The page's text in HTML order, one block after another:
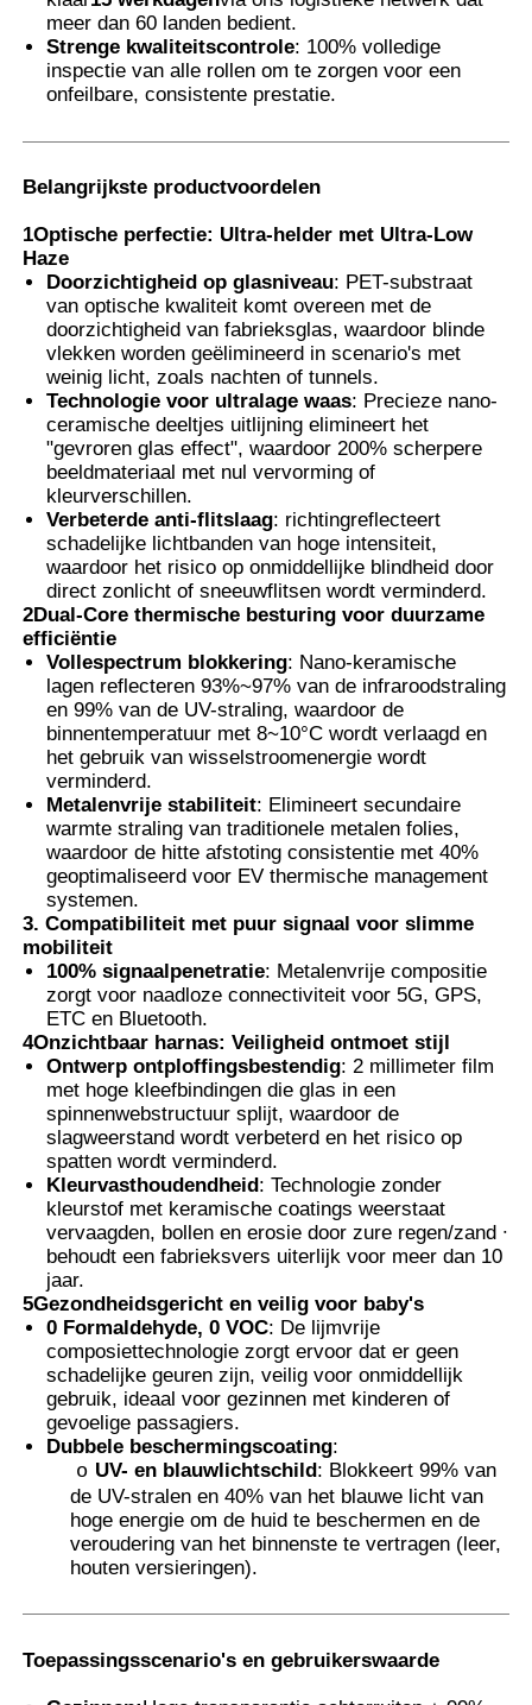
Smart PDLC film
Heldere Nano Keramische Tint
Verf voor auto's
Smart pdlc glas
PNLC-film
Gelaagde glazen PVB-tussenlaag
Thermochromische PVB-folie
meer dan 60 landen bedient.
Strenge kwaliteitscontrole: 100% volledige
inspectie van alle rollen om te zorgen voor een
onfeilbare, consistente prestatie.
Belangrijkste productvoordelen
1Optische perfectie: Ultra-helder met Ultra-Low
Haze
Doorzichtigheid op glasniveau: PET-substraat
van optische kwaliteit komt overeen met de
doorzichtigheid van fabrieksglas, waardoor blinde
vlekken worden geëlimineerd in scenario's met
weinig licht, zoals nachten of tunnels.
Technologie voor ultralage waas: Precieze nano-
ceramische deeltjes uitlijning elimineert het
"gevroren glas effect", waardoor 200% scherpere
beeldmateriaal met nul vervorming of
kleurverschillen.
Verbeterde anti-flitslaag: richtingreflecteert
schadelijke lichtbanden van hoge intensiteit,
waardoor het risico op onmiddellijke blindheid door
direct zonlicht of sneeuwflitsen wordt verminderd.
2Dual-Core thermische besturing voor duurzame
efficiëntie
Vollespectrum blokkering: Nano-keramische
lagen reflecteren 93%~97% van de infraroodstraling
en 99% van de UV-straling, waardoor de
binnentemperatuur met 8~10°C wordt verlaagd en
het gebruik van wisselstroomenergie wordt
verminderd.
Metalenvrije stabiliteit: Elimineert secundaire
warmte straling van traditionele metalen folies,
waardoor de hitte afstoting consistentie met 40% 
geoptimaliseerd voor EV thermische management
systemen.
3. Compatibiliteit met puur signaal voor slimme
mobiliteit
100% signaalpenetratie: Metalenvrije compositie
zorgt voor naadloze connectiviteit voor 5G, GPS,
ETC en Bluetooth.
4Onzichtbaar harnas: Veiligheid ontmoet stijl
Ontwerp ontploffingsbestendig: 2 millimeter film
met hoge kleefbindingen die glas in een
spinnenwebstructuur splijt, waardoor de
slagweerstand wordt verbeterd en het risico op
spatten wordt verminderd.
Kleurvasthoudendheid: Technologie zonder
kleurstof met keramische coatings weerstaat
vervaagden, bollen en erosie door zure regen/zand ∙
behoudt een fabrieksvers uiterlijk voor meer dan 10
jaar.
5Gezondheidsgericht en veilig voor baby's
0 Formaldehyde, 0 VOC: De lijmvrije
composiettechnologie zorgt ervoor dat er geen
schadelijke geuren zijn, veilig voor onmiddellijk
gebruik, ideaal voor gezinnen met kinderen of
gevoelige passagiers.
Dubbele beschermingscoating:
o UV- en blauwlichtschild: Blokkeert 99% van
de UV-stralen en 40% van het blauwe licht van
hoge energie om de huid te beschermen en de
veroudering van het binnenste te vertragen (leer,
houten versieringen).
Toepassingsscenario's en gebruikerswaarde